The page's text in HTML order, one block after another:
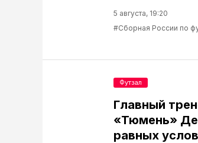
5 августа, 19:20
#Сборная России по
Главный
«Тюмень»
равных
Футзал